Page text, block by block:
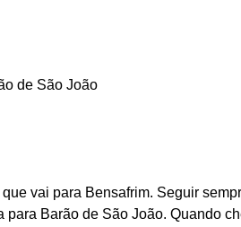
de São João
vai para Bensafrim. Seguir
Barão de São João. Quando